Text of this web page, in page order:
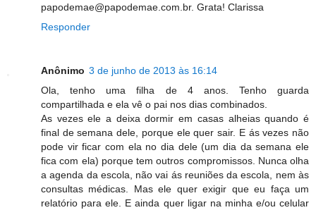
papodemae@papodemae.com.br. Grata! Clarissa
Responder
Anônimo 3 de junho de 2013 às 16:14
Ola, tenho uma filha de 4 anos. Tenho guarda
compartilhada e ela vê o pai nos dias combinados.
As vezes ele a deixa dormir em casas alheias quando é
final de semana dele, porque ele quer sair. E ás vezes não
pode vir ficar com ela no dia dele (um dia da semana ele
fica com ela) porque tem outros compromissos. Nunca olha
a agenda da escola, não vai ás reuniões da escola, nem às
consultas médicas. Mas ele quer exigir que eu faça um
relatório para ele. E ainda quer ligar na minha e/ou celular